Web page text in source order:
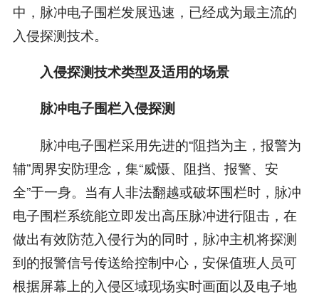
中，脉冲电子围栏发展迅速，已经成为最主流的
入侵探测技术。
入侵探测技术类型及适用的场景
脉冲电子围栏入侵探测
脉冲电子围栏采用先进的“阻挡为主，报警为
辅”周界安防理念，集“威慑、阻挡、报警、安
全”于一身。当有人非法翻越或破坏围栏时，脉冲
电子围栏系统能立即发出高压脉冲进行阻击，在
做出有效防范入侵行为的同时，脉冲主机将探测
到的报警信号传送给控制中心，安保值班人员可
根据屏幕上的入侵区域现场实时画面以及电子地